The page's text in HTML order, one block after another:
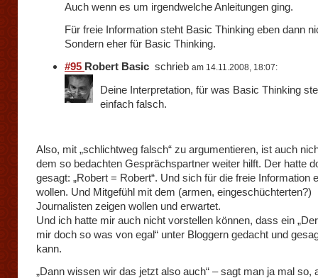
Auch wenn es um irgendwelche Anleitungen ging.
Für freie Information steht Basic Thinking eben dann
Sondern eher für Basic Thinking.
#95 Robert Basic schrieb am 14.11.2008, 18:07:
Deine Interpretation, für was Basic Thinking
einfach falsch.
Also, mit „schlichtweg falsch“ zu argumentieren, ist auch
dem so bedachten Gesprächspartner weiter hilft. Der hatte
gesagt: „Robert = Robert“. Und sich für die freie Information
wollen. Und Mitgefühl mit dem (armen, eingeschüchterten?)
Journalisten zeigen wollen und erwartet.
Und ich hatte mir auch nicht vorstellen können, dass ein
mir doch so was von egal“ unter Bloggern gedacht und
kann.
„Dann wissen wir das jetzt also auch“ – sagt man ja mal so,